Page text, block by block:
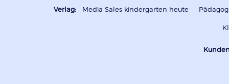
Verlag: Media Sales kindergarten heute